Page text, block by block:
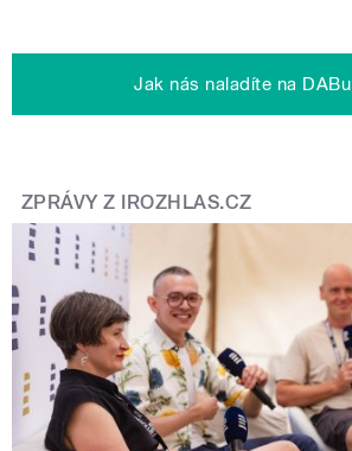
Jak nás naladíte na DABu
ZPRÁVY Z IROZHLAS.CZ